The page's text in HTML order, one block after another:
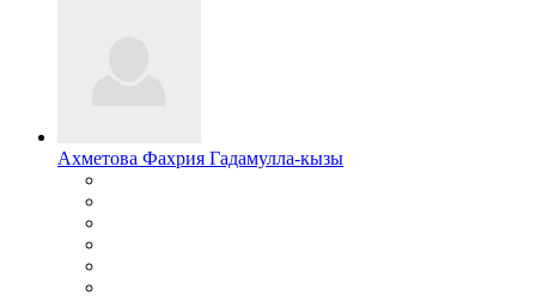
Ахметова Фахрия Гадамулла-кызы